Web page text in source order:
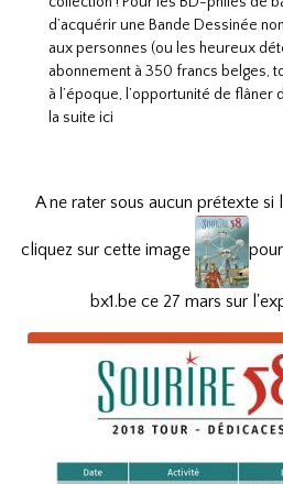
d’acquérir une Bande Dessinée
aux personnes (ou les heureux
abonnement à 350 francs belges,
à l’époque, l’opportunité de flâner
la suite ici
A ne rater sous aucun prétexte si
cliquez sur cette image
bx1.be ce 27 mars sur